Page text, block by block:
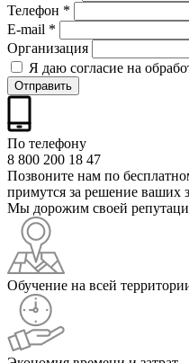
Телефон *
E-mail *
Организация
Я даю согласие на
Отправить
По телефону
8 800 200 18 47
Позвоните нам по
примутся за решение ваших
Мы дорожим своей
Обучение на всей